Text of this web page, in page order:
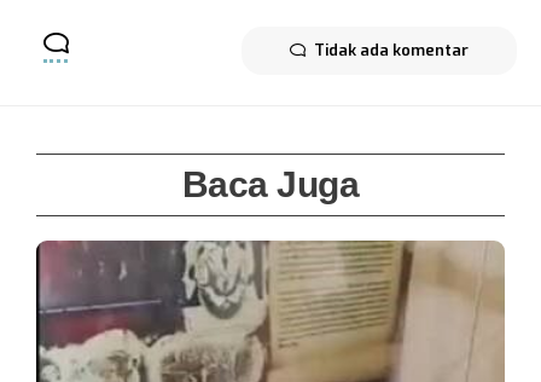
Tidak ada komentar
Baca Juga